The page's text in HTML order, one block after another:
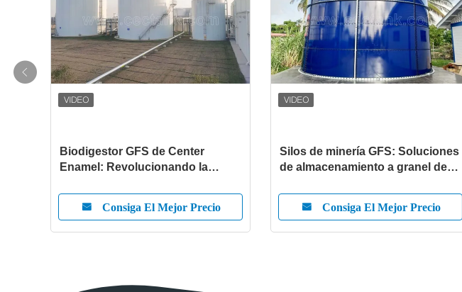
Biodigestor GFS de Center
Enamel: Revolucionando la
con tecnología avanzada de
vidrio fundido al acero
Consiga El Mejor Precio
Silos de minería GFS: Soluciones
de almacenamiento a granel de
corrosión para la industria minera
global
Consiga El Mejor Precio